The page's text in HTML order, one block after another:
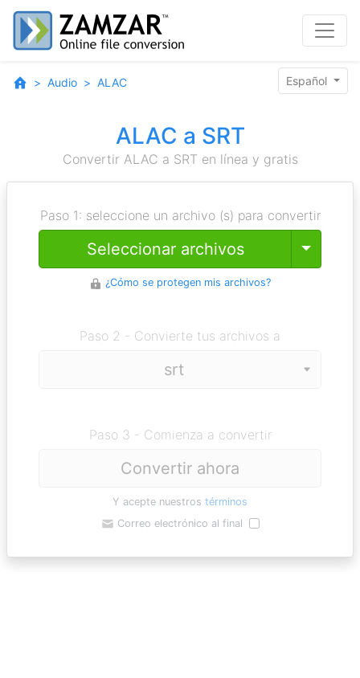
Audio ALAC Español
ALAC a SRT
Convertir ALAC a SRT en línea y gratis
Paso 1: seleccione un archivo (s) para convertir
Seleccionar archivos Toggle
¿Cómo se protegen mis archivos?
Paso 2 - Convierte tus archivos a
Paso 3 - Comienza a convertir
Convertir ahora
Y acepte nuestros términos
Correo electrónico al final